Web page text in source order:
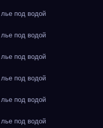
под водой
под водой
под водой
под водой
под водой
под водой